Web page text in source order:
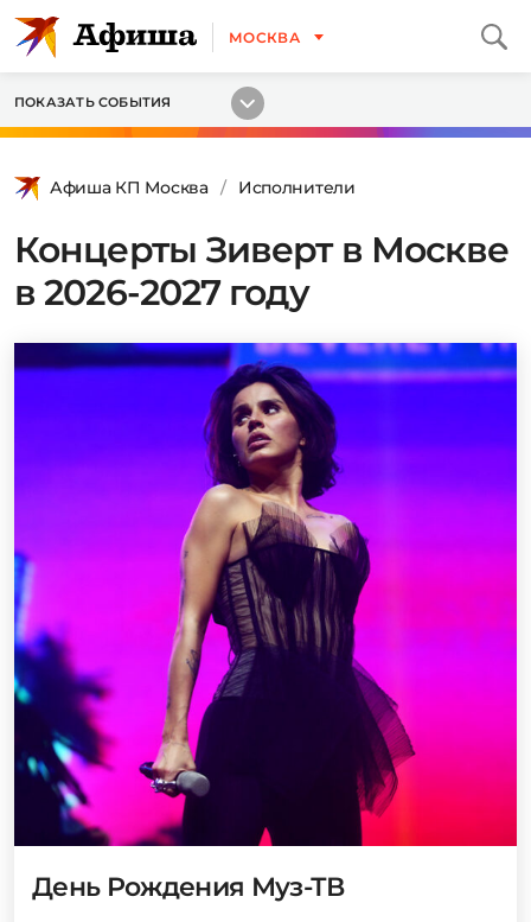
МОСКВА
ПОКАЗАТЬ СОБЫТИЯ
Афиша КП Москва Исполнители
Концерты Зиверт в Москве
в 2026-2027 году
День Рождения Муз-ТВ